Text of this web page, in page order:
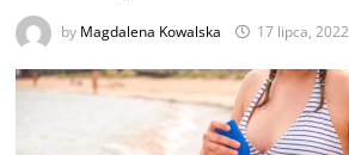
by Magdalena Kowalska 17 lipca, 2022